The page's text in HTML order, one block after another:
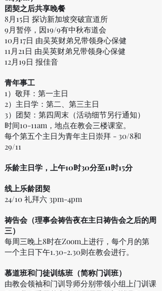
团契之后共享晚餐
8月15日 探访新加坡突破宣道所
9月暂停，因19/9有中秋布道会
10月17日 由吴英财弟兄带领身心保健
11月21日 由吴英财弟兄带领身心保健
12月19日 报佳音
青年事工
1）敬拜：第一主日
2）主日学：第二、第三主日
3）团契：第四周末（活动细节另行通知）
时间10-11am，地点在教会三楼课室。
每个第五个主日为青年主日崇拜 - 30/8和
29/11
乐龄主日学，上午10时30分至11时15分
线上乐龄团契
24/10 礼拜六 3pm-4pm
祷告会（理事会祷告夜在主日祷告会之后的周
三）
每周三晚上8时在Zoom上进行，每个月的第
一个主日下午1.30-2.30则在教会进行。
慕道班和门徒训练班（简称门训班）
​由教会领袖和门训导师分别带领小组上门训课